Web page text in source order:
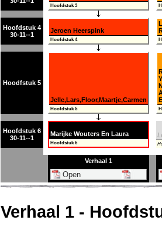
Hoofdstuk 3
Hoofdstuk 4
30-11--1
Jeroen Heerspink
Hoofdstuk 4
Hoodfstuk 5
Jelle,Lars,Floor,Maartje,Carmen
Hoofdstuk 5
Hoofdstuk 6
30-11--1
Marijke Wouters En Laura
Hoofdstuk 6
Verhaal 1
Verhaal 1 -